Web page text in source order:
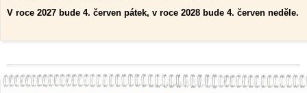
V roce 2027 bude 4. červen pátek, v roce 2028 bude 4. červen neděle.